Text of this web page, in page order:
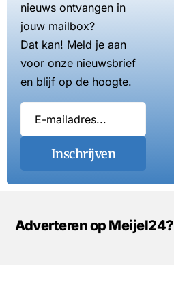
nieuws ontvangen in
jouw mailbox?
Dat kan! Meld je aan
voor onze nieuwsbrief
en blijf op de hoogte.
Inschrijven
Adverteren op Meijel24?